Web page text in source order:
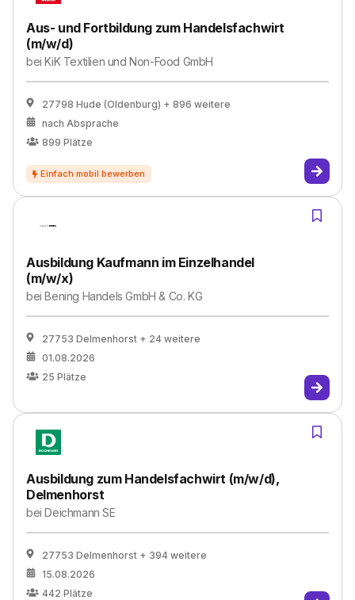
Aus- und Fortbildung zum Handelsfachwirt
(m/w/d)
beiKiK Textilien und Non-Food GmbH
27798 Hude (Oldenburg) + 896 weitere
nach Absprache
899 Plätze
Ausbildung Kaufmann im Einzelhandel
(m/w/x)
beiBening Handels GmbH & Co. KG
27753 Delmenhorst + 24 weitere
01.08.2026
25 Plätze
Ausbildung zum Handelsfachwirt (m/w/d),
Delmenhorst
beiDeichmann SE
27753 Delmenhorst + 394 weitere
15.08.2026
442 Plätze